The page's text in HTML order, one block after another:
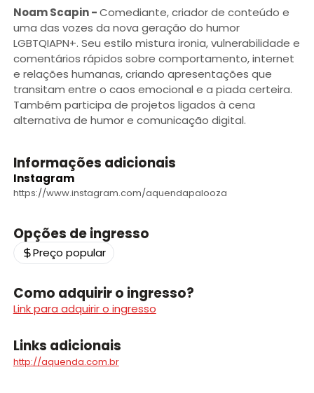
Noam Scapin-Comediante, criador de conteúdo e
uma das vozes da nova geração do humor
LGBTQIAPN+. Seu estilo mistura ironia, vulnerabilidade e
comentários rápidos sobre comportamento, internet
e relações humanas, criando apresentações que
transitam entre o caos emocional e a piada certeira.
Também participa de projetos ligados à cena
alternativa de humor e comunicação digital.
Informações adicionais
Instagram
https://www.instagram.com/aquendapalooza
Opções de ingresso
Preço popular
Como adquirir o ingresso?
Link para adquirir o ingresso
Links adicionais
http://aquenda.com.br